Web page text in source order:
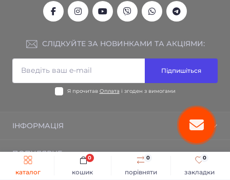
каталог порівняти
0
закладки
0
кошик
0
СЛІДКУЙТЕ ЗА НОВИНКАМИ ТА АКЦІЯМИ:
Підпишіться
Я прочитав Оплата і згоден з вимогами
ІНФОРМАЦІЯ
Відгуки
Зворотній зв'язок
ПОПУЛЯРНЕ
Електрична тепла підлога